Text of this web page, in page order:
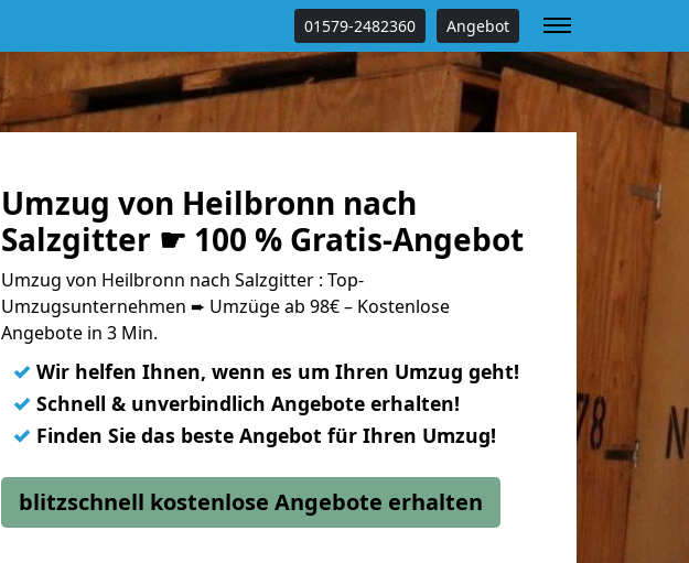
01579-2482360 Angebot
Umzug von Heilbronn nach
Salzgitter ☛ 100 % Gratis-Angebot
Umzug von Heilbronn nach Salzgitter : Top-
Umzugsunternehmen ➨ Umzüge ab 98€ – Kostenlose
Angebote in 3 Min.
✓ Wir helfen Ihnen, wenn es um Ihren Umzug geht!
✓ Schnell & unverbindlich Angebote erhalten!
✓ Finden Sie das beste Angebot für Ihren Umzug!
blitzschnell kostenlose Angebote erhalten